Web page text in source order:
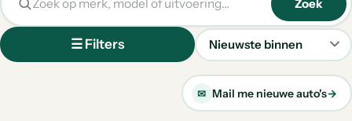
☰ Filters
Sorteren
Zoek
✉ Mail me nieuwe auto's→